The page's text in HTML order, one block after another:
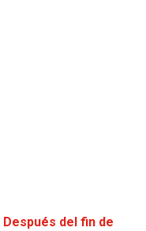
Después del fin de